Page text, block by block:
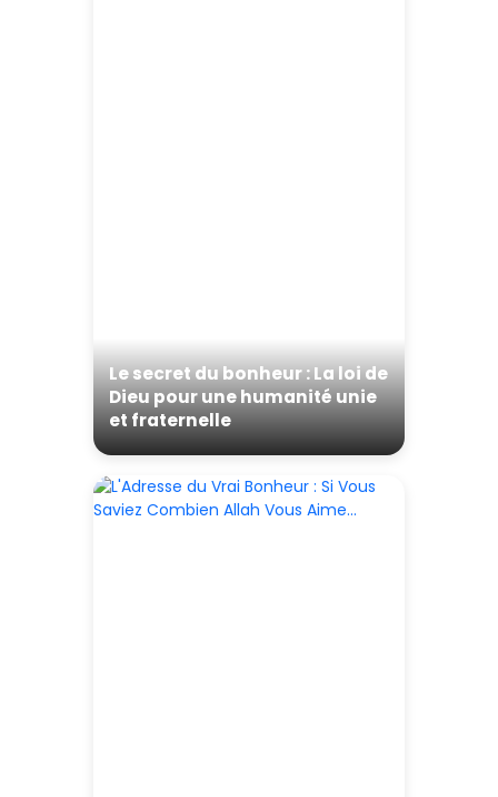
Le secret du bonheur : La loi de
Dieu pour une humanité unie
et fraternelle